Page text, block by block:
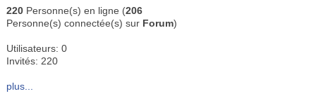
220 Personne(s) en ligne (206
Personne(s) connectée(s) sur Forum)
Utilisateurs: 0
Invités: 220
plus...